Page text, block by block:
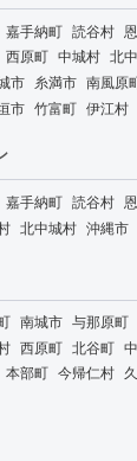
嘉手納町 読谷村
西原町 中城村 北
市 糸満市 南風原
市 竹富町 伊江村
嘉手納町 読谷村
北中城村 沖縄市
南城市 与那原町
西原町 北谷町
本部町 今帰仁村